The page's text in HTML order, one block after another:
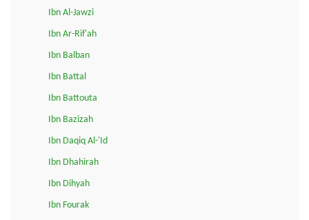
Ibn Al-Jawzi
Ibn Ar-Rif'ah
Ibn Balban
Ibn Battal
Ibn Battouta
Ibn Bazizah
Ibn Daqiq Al-'Id
Ibn Dhahirah
Ibn Dihyah
Ibn Fourak